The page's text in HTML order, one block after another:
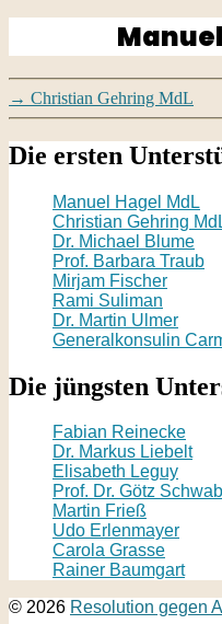
→ Christian Gehring MdL
Die ersten
Manuel Hagel MdL
Christian Gehring
Dr. Michael Blume
Prof. Barbara Traub
Mirjam Fischer
Rami Suliman
Dr. Martin Ulmer
Generalkonsulin
Die jüngsten
Fabian Reinecke
Dr. Markus Liebelt
Elisabeth Leguy
Prof. Dr. Götz Schwab
Martin Frieß
Udo Erlenmayer
Carola Grasse
Rainer Baumgart
© 2026 Resolution gegen